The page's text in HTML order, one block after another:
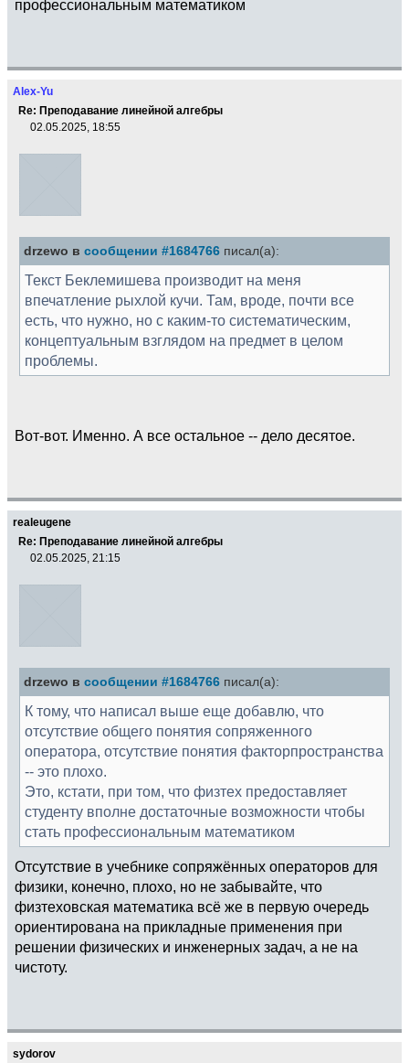
профессиональным математиком
Alex-Yu
Re: Преподавание линейной алгебры
02.05.2025, 18:55
drzewo в сообщении #1684766 писал(а):
Текст Беклемишева производит на меня
впечатление рыхлой кучи. Там, вроде, почти все
есть, что нужно, но с каким-то систематическим,
концептуальным взглядом на предмет в целом
проблемы.
Вот-вот. Именно. А все остальное -- дело десятое.
realeugene
Re: Преподавание линейной алгебры
02.05.2025, 21:15
drzewo в сообщении #1684766 писал(а):
К тому, что написал выше еще добавлю, что
отсутствие общего понятия сопряженного
оператора, отсутствие понятия факторпространства
-- это плохо.
Это, кстати, при том, что физтех предоставляет
студенту вполне достаточные возможности чтобы
стать профессиональным математиком
Отсутствие в учебнике сопряжённых операторов для
физики, конечно, плохо, но не забывайте, что
физтеховская математика всё же в первую очередь
ориентирована на прикладные применения при
решении физических и инженерных задач, а не на
чистоту.
sydorov